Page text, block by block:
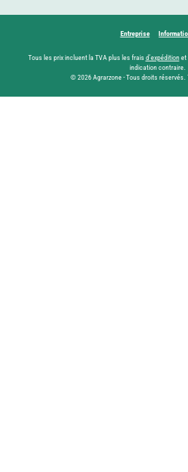
Entreprise
Tous les prix incluent la TVA plus les frais d'expéditionet
indication contraire.
© 2026 Agrarzone - Tous droits réservés.